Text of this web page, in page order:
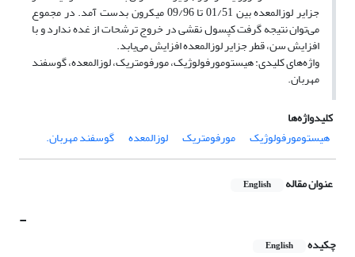
جزایر لوزالمعده بین 01/51 تا 09/96 میکرون بدست آمد. در مجموع
می‌توان نتیجه گرفت کپسول نقشی در خروج ترشحات از غده ندارد و با
افزایش سن، قطر جزایر لوزالمعده افزایش می‌یابد.
واژه‌های کلیدی: هیستومورفولوژیک، مورفومتریک، لوزالمعده، گوسفند
مهربان.
کلیدواژه‌ها
هیستومورفولوژیک
مورفومتریک لوزالمعده گوسفند مهربان.
عنوان مقاله English
-
چکیده English